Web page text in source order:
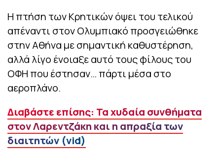
Η πτήση των Κρητικών όψει του τελικού
απέναντι στον Ολυμπιακό προσγειώθηκε
στην Αθήνα με σημαντική καθυστέρηση,
αλλά λίγο ένοιαξε αυτό τους φίλους του
ΟΦΗ που έστησαν… πάρτι μέσα στο
αεροπλάνο.
Διαβάστε επίσης: Τα χυδαία συνθήματα
στον Λαρεντζάκη και η απραξία των
διαιτητών (vid)